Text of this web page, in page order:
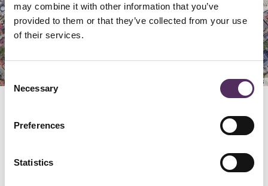
may combine it with other information that you’ve
provided to them or that they’ve collected from your use
of their services.
Consent
Selection
Necessary
Preferences
Statistics
Image may be subject to copyright Terms
GERELATEERD